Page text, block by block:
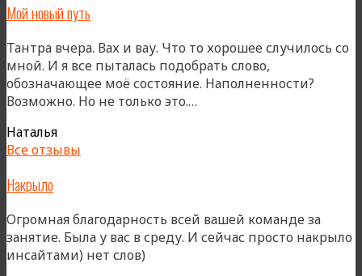
Мой новый путь
Тантра вчера. Вах и вау. Что то хорошее случилось со
мной. И я все пыталась подобрать слово,
обозначающее моё состояние. Наполненности?
Возможно. Но не только это.…
Наталья
Все отзывы
Накрыло
Огромная благодарность всей вашей команде за
занятие. Была у вас в среду. И сейчас просто накрыло
инсайтами) нет слов)